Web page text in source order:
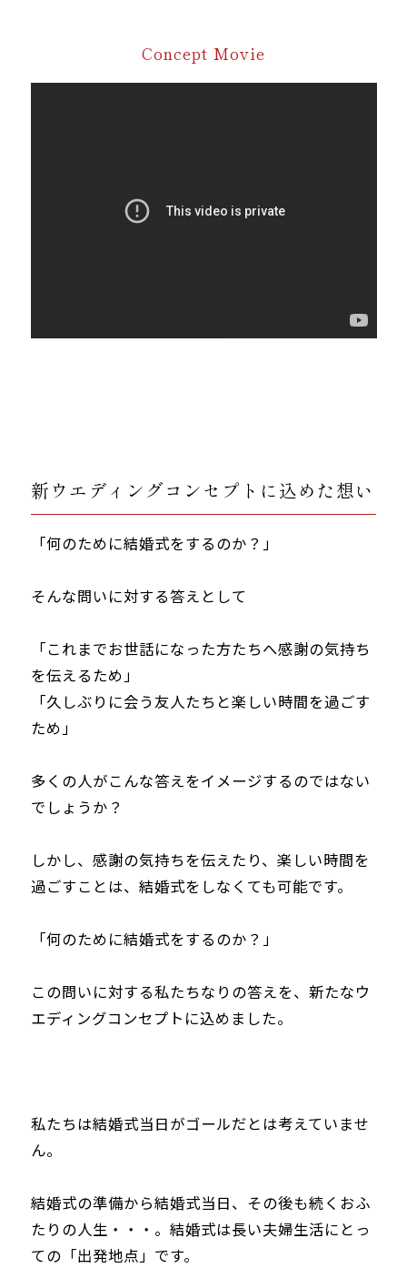
Concept Movie
新ウエディングコンセプトに込めた想い
「何のために結婚式をするのか？」
そんな問いに対する答えとして
「これまでお世話になった方たちへ感謝の気持ち
を伝えるため」
「久しぶりに会う友人たちと楽しい時間を過ごす
ため」
多くの人がこんな答えをイメージするのではない
でしょうか？
しかし、感謝の気持ちを伝えたり、楽しい時間を
過ごすことは、結婚式をしなくても可能です。
「何のために結婚式をするのか？」
この問いに対する私たちなりの答えを、新たなウ
エディングコンセプトに込めました。
私たちは結婚式当日がゴールだとは考えていませ
ん。
結婚式の準備から結婚式当日、その後も続くおふ
たりの人生・・・。結婚式は長い夫婦生活にとっ
ての「出発地点」です。